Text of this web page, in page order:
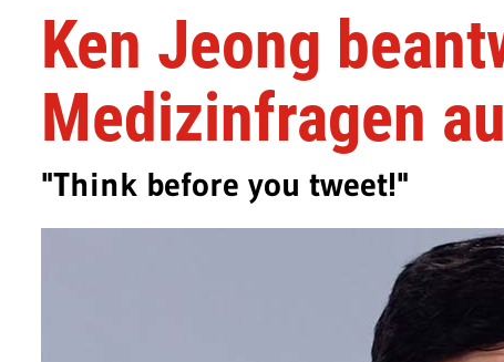
Ken Jeong
Medizinfragen
"Think before you tweet!"